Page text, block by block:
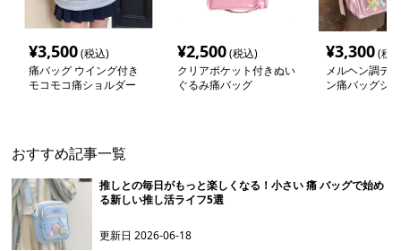
¥3,500(税込)
痛バッグ ウイング付き
モコモコ痛ショルダー
¥2,500(税込)
クリアポケット付きぬい
ぐるみ痛バッグ
¥3,300(税
メルヘン調デ
ン痛バッグシ
おすすめ記事一覧
推しとの毎日がもっと楽しくなる！小さい 痛 バッグで始め
る新しい推し活ライフ5選
更新日2026-06-18